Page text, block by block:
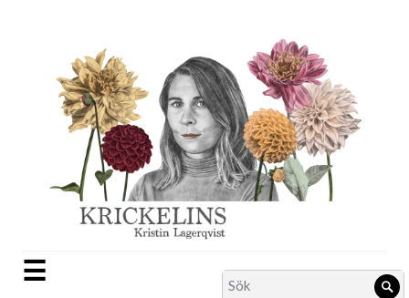
☰
Search